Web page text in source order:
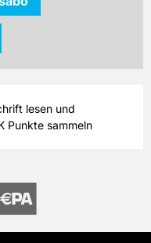
lesen und
Punkte sammeln